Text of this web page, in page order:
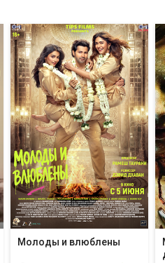
Молоды и влюблены